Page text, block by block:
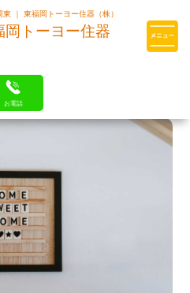
の厳しい基準を
いのプロ集団です
東 ｜ 東福岡トーヨー住器（株）
岡トーヨー住器
お電話